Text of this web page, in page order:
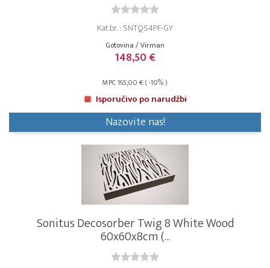
Kat.br. : SNTQS4PF-GY
Gotovina / Virman
148,50 €
MPC 165,00 € ( -10% )
Isporučivo po narudžbi
Nazovite nas!
Sonitus Decosorber Twig 8 White Wood
60x60x8cm (...